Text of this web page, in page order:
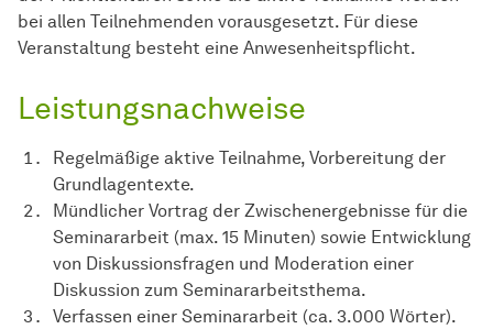
bei allen Teilnehmenden vorausgesetzt. Für diese
Veranstaltung besteht eine Anwesenheitspflicht.
Leistungsnachweise
Regelmäßige aktive Teilnahme, Vorbereitung der
Grundlagentexte.
Mündlicher Vortrag der Zwischenergebnisse für die
Seminararbeit (max. 15 Minuten) sowie Entwicklung
von Diskussionsfragen und Moderation einer
Diskussion zum Seminararbeitsthema.
Verfassen einer Seminararbeit (ca. 3.000 Wörter).